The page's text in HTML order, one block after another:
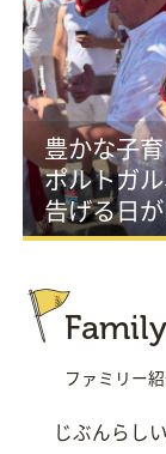
豊かな子
ポルトガ
告げる日
ファミリー
じぶんらし